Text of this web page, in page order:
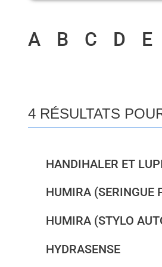
A B C D E
4 RÉSULTATS
HANDIHALER ET
HUMIRA (SERINGUE
HUMIRA (STYLO
HYDRASENSE